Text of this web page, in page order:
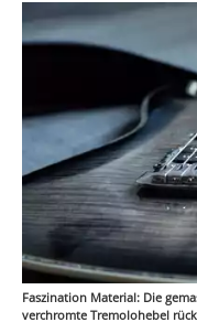
Faszination Material: Die
verchromte Tremolohebel